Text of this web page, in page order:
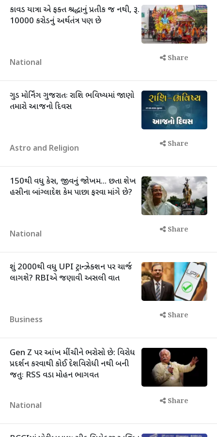
કાવડ યાત્રા એ ફક્ત શ્રદ્ધાનું પ્રતીક જ નથી, રૂ.
10000 કરોડનું અર્થતંત્ર પણ છે
National Share
ગુડ મોર્નિંગ ગુજરાતઃ રાશિ ભવિષ્યમાં જાણો
તમારો આજનો દિવસ
Astro and Religion Share
150થી વધુ કેસ, જીવનું જોખમ... છતા શેખ
હસીના બાંગ્લાદેશ કેમ પાછા ફરવા માંગે છે?
National Share
શું 2000થી વધુ UPI ટ્રાન્ઝેક્શન પર ચાર્જ
લાગશે? RBIએ જણાવી અસલી વાત
Business Share
Gen Z પર આંખ મીંચીને ભરોસો છે: વિરોધ
પ્રદર્શન કરવાથી કોઈ દેશવિરોધી નથી બની
જતુઃ RSS વડા મોહન ભાગવત
National Share